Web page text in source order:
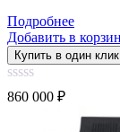
Подробнее
Добавить в
Купить в один клик
0
860 000 ₽